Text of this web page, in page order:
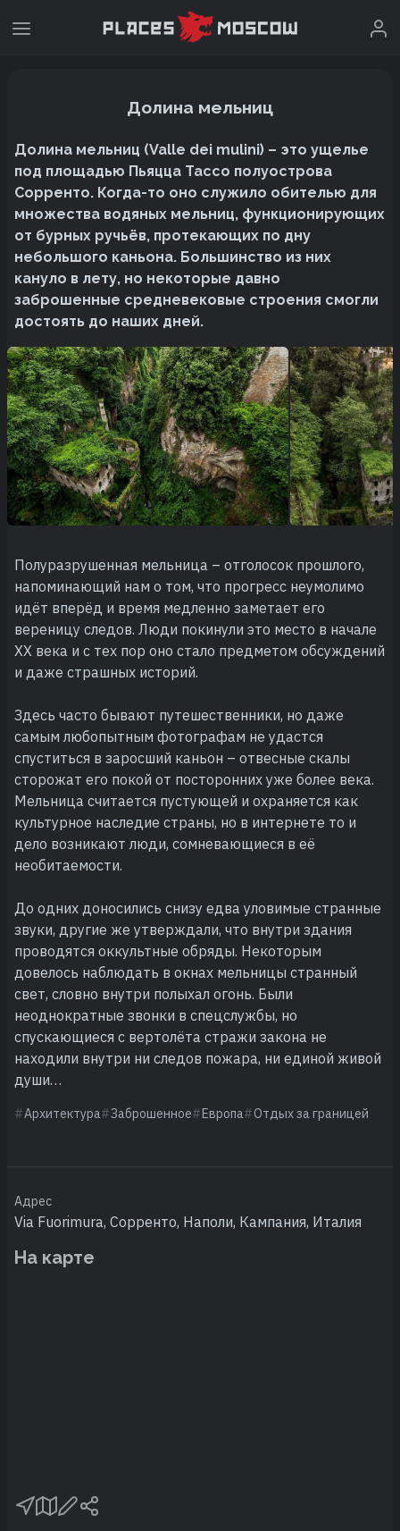
Долина мельниц
Долина мельниц (Valle dei mulini) – это ущелье
под площадью Пьяцца Тассо полуострова
Сорренто. Когда-то оно служило обителью для
множества водяных мельниц, функционирующих
от бурных ручьёв, протекающих по дну
небольшого каньона. Большинство из них
кануло в лету, но некоторые давно
заброшенные средневековые строения смогли
достоять до наших дней.
Полуразрушенная мельница – отголосок прошлого,
напоминающий нам о том, что прогресс неумолимо
идёт вперёд и время медленно заметает его
вереницу следов. Люди покинули это место в начале
XX века и с тех пор оно стало предметом обсуждений
и даже страшных историй.
Здесь часто бывают путешественники, но даже
самым любопытным фотографам не удастся
спуститься в заросший каньон – отвесные скалы
сторожат его покой от посторонних уже более века.
Мельница считается пустующей и охраняется как
культурное наследие страны, но в интернете то и
дело возникают люди, сомневающиеся в её
необитаемости.
До одних доносились снизу едва уловимые странные
звуки, другие же утверждали, что внутри здания
проводятся оккультные обряды. Некоторым
довелось наблюдать в окнах мельницы странный
свет, словно внутри полыхал огонь. Были
неоднократные звонки в спецслужбы, но
спускающиеся с вертолёта стражи закона не
находили внутри ни следов пожара, ни единой живой
души…
Архитектура Заброшенное Европа Отдых за границей
Адрес
Via Fuorimura, Сорренто, Наполи, Кампания, Италия
На карте